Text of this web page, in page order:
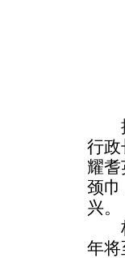
搜
行政
耀耆
颈巾
兴。
杨
年将